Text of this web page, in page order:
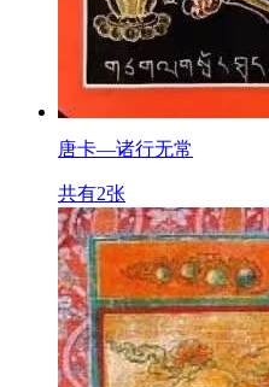
唐卡—诸行无常
共有2张